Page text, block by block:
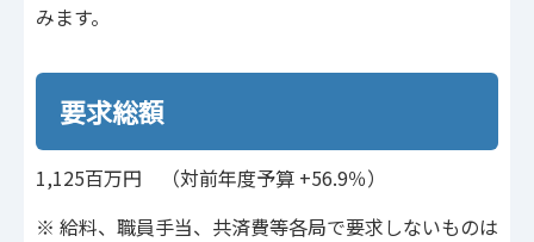
みます。
要求総額
1,125百万円 （対前年度予算 +56.9％）
※ 給料、職員手当、共済費等各局で要求しないものは